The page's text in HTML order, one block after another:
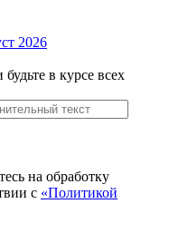
2026
в курсе всех
на обработку
с «Политикой